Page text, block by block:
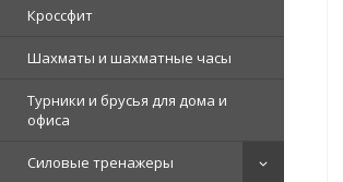
Кроссфит
Шахматы и шахматные часы
Турники и брусья для дома и
офиса
Силовые тренажеры